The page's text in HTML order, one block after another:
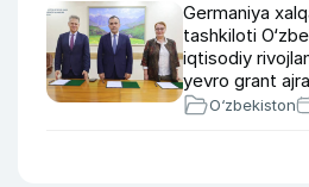
Germaniya
tashkiloti
iqtisodiy
yevro grant
O‘zbekiston